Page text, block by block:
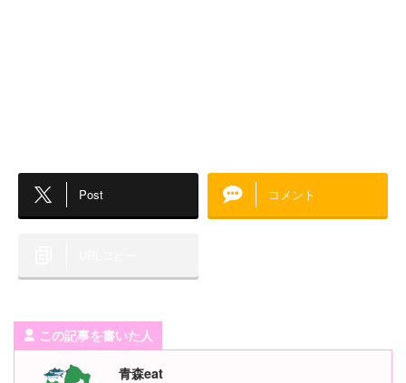
Post コメント
この記事を書いた人
青森eat